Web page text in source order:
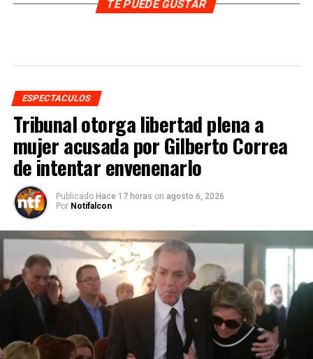
TE PUEDE GUSTAR
ESPECTACULOS
Tribunal otorga libertad plena a
mujer acusada por Gilberto Correa
de intentar envenenarlo
Publicado Hace 17 horas on agosto 6, 2026
Por Notifalcon